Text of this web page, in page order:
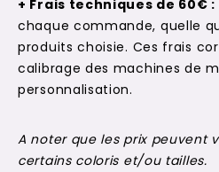
+ Frais techniques de 60€ :
chaque commande, quelle
produits choisie. Ces frais
calibrage des machines de
personnalisation.
A noter que les prix peuvent
certains coloris et/ou tailles.